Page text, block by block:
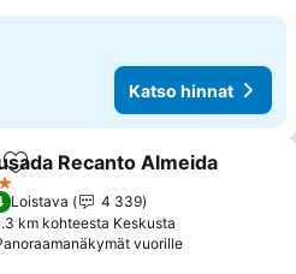
Katso hinnat
Lisää suosikkeihin
Recanto Almeida
Loistava
4 339
km kohteesta Keskusta
vuorille